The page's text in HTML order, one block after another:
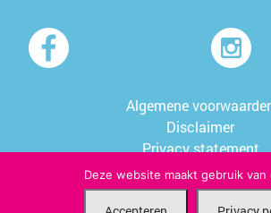
Algemene
Disclaimer
Privacy statement
Sitemap
Deze website maakt gebruik van